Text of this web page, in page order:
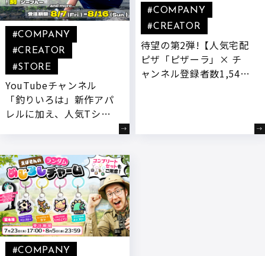
YouTubeチャンネル
「釣りいろは」新作アパ
レルに加え、人気Tシャ
月7日(金)より受注開始!
#COMPANY
#CREATOR
#STORE
待望の第2弾!【人気宅配
ピザ「ピザーラ」× チ
ャンネル登録者数1,540
#COMPANY
#CREATOR
#COMPANY